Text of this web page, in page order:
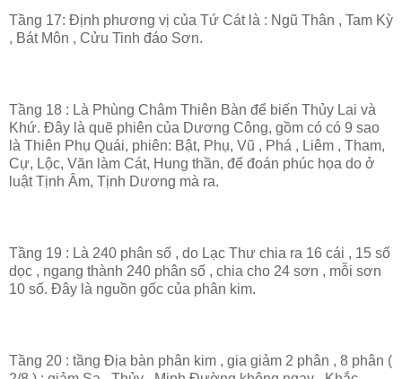
Tầng 17: Định phương vị của Tứ Cát là : Ngũ Thân , Tam Kỳ
, Bát Môn , Cửu Tinh đáo Sơn.
Tầng 18 : Là Phùng Châm Thiên Bàn để biến Thủy Lai và
Khứ. Đây là quẽ phiên của Dương Công, gồm có có 9 sao
là Thiên Phụ Quái, phiên: Bật, Phụ, Vũ , Phá , Liêm , Tham,
Cự, Lộc, Văn làm Cát, Hung thần, để đoán phúc họa do ở
luật Tịnh Âm, Tịnh Dương mà ra.
Tầng 19 : Là 240 phân số , do Lạc Thư chia ra 16 cái , 15 số
dọc , ngang thành 240 phân số , chia cho 24 sơn , mỗi sơn
10 số. Đây là nguồn gốc của phân kim.
Tầng 20 : tầng Địa bàn phân kim , gia giảm 2 phân , 8 phân (